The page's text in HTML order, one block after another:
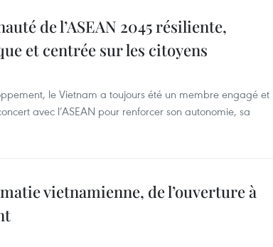
de l’ASEAN 2045 résiliente,
et centrée sur les citoyens
le Vietnam a toujours été un membre engagé et
avec l’ASEAN pour renforcer son autonomie, sa
vietnamienne, de l’ouverture à